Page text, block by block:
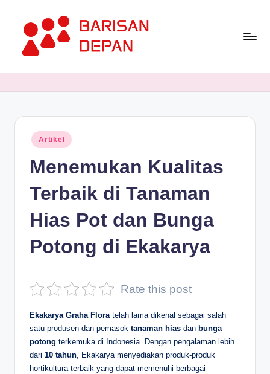
content
D
Terupdate
Posted
in
Artikel
Menemukan Kualitas
Terbaik di Tanaman
Hias Pot dan Bunga
Potong di Ekakarya
Rate this post
Ekakarya Graha Flora telah lama dikenal sebagai salah
satu produsen dan pemasok tanaman hias dan bunga
potong terkemuka di Indonesia. Dengan pengalaman lebih
dari 10 tahun , Ekakarya menyediakan produk-produk
hortikultura terbaik yang dapat memenuhi berbagai